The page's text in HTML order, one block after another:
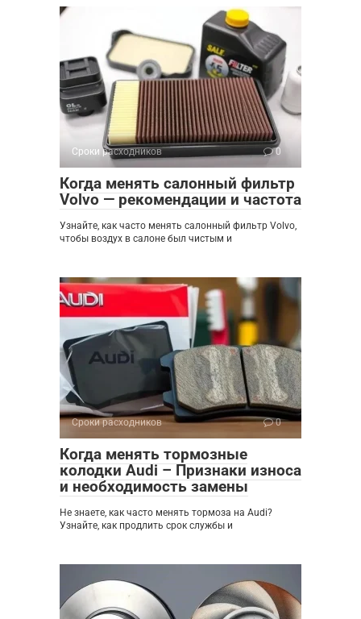
Сроки расходников 0
Когда менять салонный фильтр
Volvo — рекомендации и частота
Узнайте, как часто менять салонный фильтр Volvo,
чтобы воздух в салоне был чистым и
Сроки расходников 0
Когда менять тормозные
колодки Audi – Признаки износа
и необходимость замены
Не знаете, как часто менять тормоза на Audi?
Узнайте, как продлить срок службы и